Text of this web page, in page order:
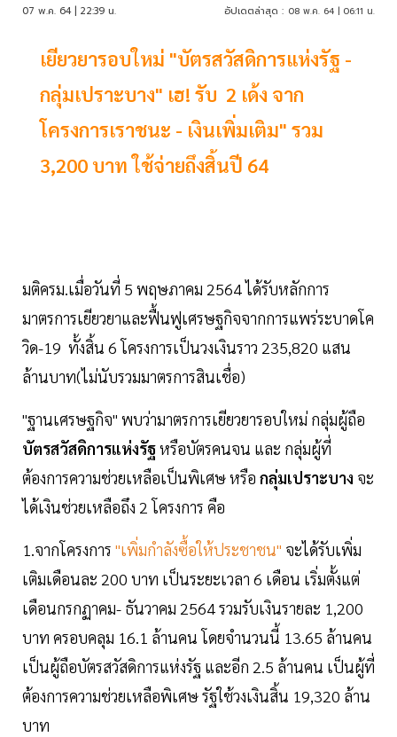
07 พ.ค. 64 | 22:39 น. อัปเดตล่าสุด : 08 พ.ค. 64 | 06:11 น.
เยียวยารอบใหม่ "บัตรสวัสดิการแห่งรัฐ -
กลุ่มเปราะบาง" เฮ! รับ 2 เด้ง จาก
โครงการเราชนะ - เงินเพิ่มเติม" รวม
3,200 บาท ใช้จ่ายถึงสิ้นปี 64
มติครม.เมื่อวันที่ 5 พฤษภาคม 2564 ได้รับหลักการ
มาตรการเยียวยาและฟื้นฟูเศรษฐกิจจากการแพร่ระบาดโค
วิด-19 ทั้งสิ้น 6 โครงการเป็นวงเงินราว 235,820 แสน
ล้านบาท(ไม่นับรวมมาตรการสินเชื่อ)
"ฐานเศรษฐกิจ" พบว่ามาตรการเยียวยารอบใหม่ กลุ่มผู้ถือ
บัตรสวัสดิการแห่งรัฐหรือบัตรคนจน และ กลุ่มผู้ที่
ต้องการความช่วยเหลือเป็นพิเศษ หรือ กลุ่มเปราะบาง จะ
ได้เงินช่วยเหลือถึง 2 โครงการ คือ
1.จากโครงการ "เพิ่มกำลังซื้อให้ประชาชน" จะได้รับเพิ่ม
เติมเดือนละ 200 บาท เป็นระยะเวลา 6 เดือน เริ่มตั้งแต่
เดือนกรกฏาคม- ธันวาคม 2564 รวมรับเงินรายละ 1,200
บาท ครอบคลุม 16.1 ล้านคน โดยจำนวนนี้ 13.65 ล้านคน
เป็นผู้ถือบัตรสวัสดิการแห่งรัฐ และอีก 2.5 ล้านคน เป็นผู้ที่
ต้องการความช่วยเหลือพิเศษ รัฐใช้วงเงินสิ้น 19,320 ล้าน
บาท